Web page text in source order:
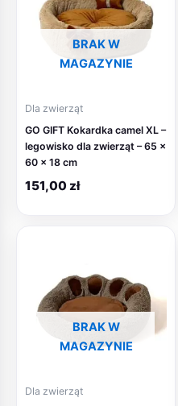
BRAK W
MAGAZYNIE
Dla zwierząt
GO GIFT Kokardka camel XL –
legowisko dla zwierząt – 65 x
60 x 18 cm
151,00 zł
BRAK W
MAGAZYNIE
Dla zwierząt